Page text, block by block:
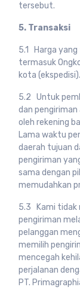
tersebut.
5. Transaksi
5.1 Harga
termasuk
kota (ekspedisi).
5.2 Untuk
dan
oleh rekening
Lama waktu
daerah tujuan
pengiriman
sama dengan
memudahkan
5.3 Kami tidak
pengiriman
pelanggan
memilih
mencegah
perjalanan
PT.